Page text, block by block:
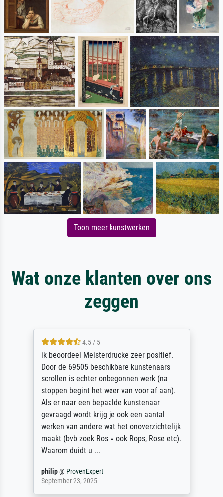
Toon meer kunstwerken
Wat onze klanten over ons
zeggen
4.5 / 5
ik beoordeel Meisterdrucke zeer positief.
Door de 69505 beschikbare kunstenaars
scrollen is echter onbegonnen werk (na
stoppen begint het weer van voor af aan).
Als er naar een bepaalde kunstenaar
gevraagd wordt krijg je ook een aantal
werken van andere wat het onoverzichtelijk
maakt (bvb zoek Ros = ook Rops, Rose etc).
Waarom duidt u ...
philip@ ProvenExpert
September 23, 2025